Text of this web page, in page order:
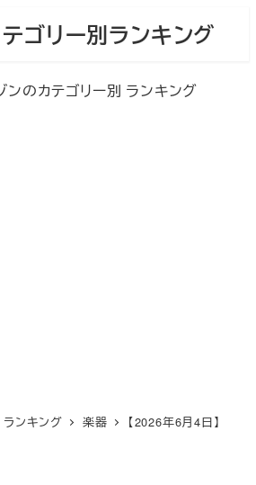
ゴリー別ランキング
のカテゴリー別 ランキング
ランキング 楽器
【2026年6月4日】